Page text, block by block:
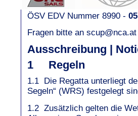
ÖSV EDV Nummer 8990 -
Fragen bitte an scup@nca.at
Ausschreibung |
1 Regeln
1.1 Die Regatta unterliegt
Segeln“ (WRS) festgelegt
1.2 Zusätzlich gelten die